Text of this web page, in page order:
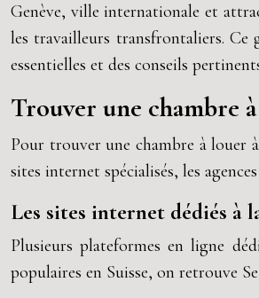
Genève, ville internationale et
les travailleurs transfrontaliers. Ce
essentielles et des conseils
Trouver une chambre
Pour trouver une chambre à louer
sites internet spécialisés, les
Les sites internet dédiés à
Plusieurs plateformes en ligne
populaires en Suisse, on retrouve